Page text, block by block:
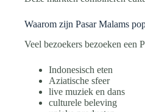
Waarom zijn Pasar Malams
Veel bezoekers bezoeken een
Indonesisch eten
Aziatische sfeer
live muziek en dans
culturele beleving